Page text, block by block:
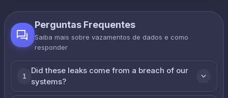
Perguntas Frequentes
Saiba mais sobre vazamentos de dados e como
responder
1
Did these leaks come from a breach of our
systems?